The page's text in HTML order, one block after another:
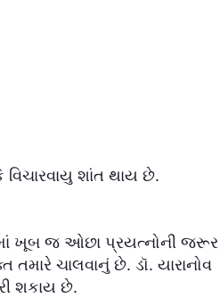
શાંત થાય છે.
ખૂબ જ ઓછા પ્રયત્નોની જરૂર
ચાલવાનું છે. ડૉ. યારાનોવ
શકાય છે.